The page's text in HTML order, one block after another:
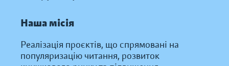
Наша місія
Реалізація проєктів, що спрямовані на
популяризацію читання, розвиток